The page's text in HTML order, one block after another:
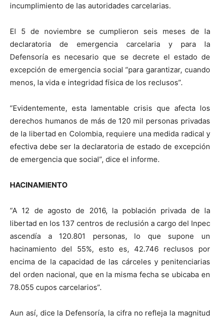
incumplimiento de las autoridades carcelarias.
El 5 de noviembre se cumplieron seis meses de la
declaratoria de emergencia carcelaria y para la
Defensoría es necesario que se decrete el estado de
excepción de emergencia social “para garantizar, cuando
menos, la vida e integridad física de los reclusos”.
“Evidentemente, esta lamentable crisis que afecta los
derechos humanos de más de 120 mil personas privadas
de la libertad en Colombia, requiere una medida radical y
efectiva debe ser la declaratoria de estado de excepción
de emergencia que social”, dice el informe.
HACINAMIENTO
“A 12 de agosto de 2016, la población privada de la
libertad en los 137 centros de reclusión a cargo del Inpec
ascendía a 120.801 personas, lo que supone un
hacinamiento del 55%, esto es, 42.746 reclusos por
encima de la capacidad de las cárceles y penitenciarias
del orden nacional, que en la misma fecha se ubicaba en
78.055 cupos carcelarios”.
Aun así, dice la Defensoría, la cifra no refleja la magnitud